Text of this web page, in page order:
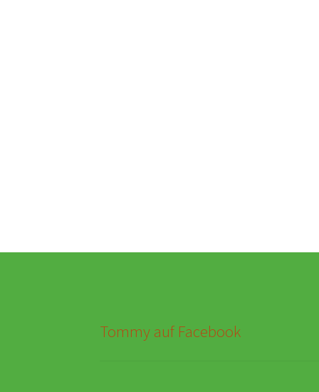
Tommy auf Facebook